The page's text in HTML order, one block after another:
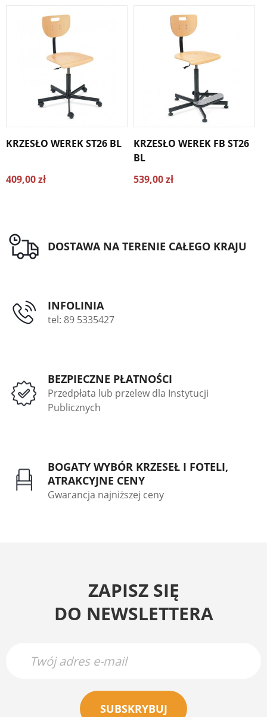
KRZESŁO WEREK ST26 BL
409,00 zł
KRZESŁO WEREK FB ST26
BL
539,00 zł
DOSTAWA NA TERENIE CAŁEGO KRAJU
INFOLINIA
tel: 89 5335427
BEZPIECZNE PŁATNOŚCI
Przedpłata lub przelew dla Instytucji
Publicznych
BOGATY WYBÓR KRZESEŁ I FOTELI,
ATRAKCYJNE CENY
Gwarancja najniższej ceny
ZAPISZ SIĘ
DO NEWSLETTERA
SUBSKRYBUJ